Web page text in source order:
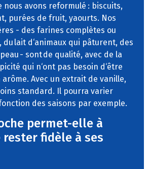
nous avons reformulé : biscuits,
purées de fruit, yaourts. Nos
- des farines complètes ou
lait d‘animaux qui pâturent, des
- sont de qualité, avec de la
qui n‘ont pas besoin d‘être
Avec un extrait de vanille,
standard. Il pourra varier
des saisons par exemple.
permet-elle à
rester fidèle à ses